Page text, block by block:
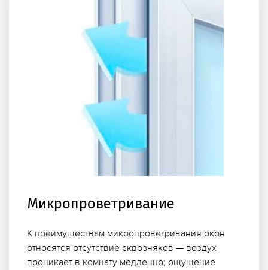
Микропроветривание
К преимуществам микропроветривания окон
относятся отсутствие сквозняков — воздух
проникает в комнату медленно; ощущение